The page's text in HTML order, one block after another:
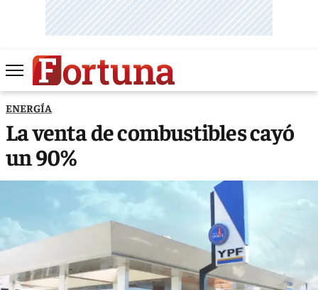
ENERGÍA
La venta de combustibles cayó
un 90%